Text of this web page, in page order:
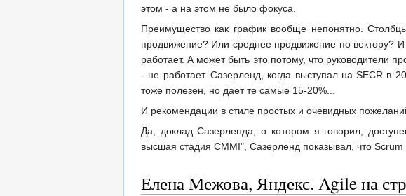
этом - а на этом не было фокуса.
Преимущество как график вообще непонятно.
продвижение? Или среднее продвижение по вектору?
работает. А может быть это потому, что
- не работает. Сазерленд, когда выступал на SECR в
тоже полезен, но дает те самые 15-20%...
И рекомендации в стиле простых и очевидных
Да, доклад Сазерленда, о котором я говорил,
высшая стадия CMMI", Сазерленд показывал, что
Елена Межова, Яндекс. Agile на